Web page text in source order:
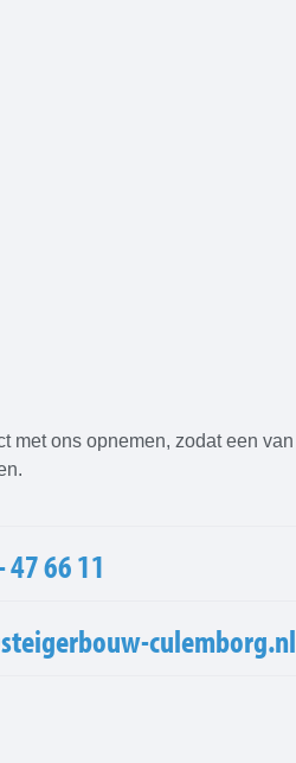
met ons opnemen, zodat een van
47 66 11
culemborg.nl